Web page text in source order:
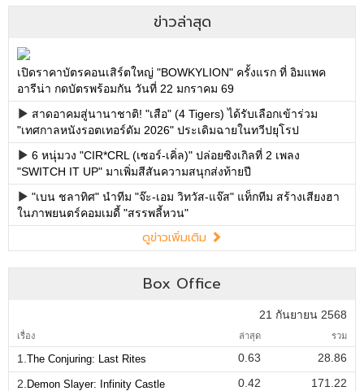
ข่าวล่าสุด
เปิดราคาบัตรคอนเสิร์ตใหญ่ "BOWKYLION" ครั้งแรก ที่ อิมแพค
อารีน่า กดบัตรพร้อมกัน วันที่ 22 มกราคม 69
สาดอาคมสู่นานาชาติ! "เสือ" (4 Tigers) ได้รับเลือกเข้าร่วม
"เทศกาลหนังรอตเทอร์ดัม 2026" ประเดิมฉายในทวีปยุโรป
6 หนุ่มวง "CIR*CRL (เซอร์-เคิ่ล)" ปล่อยซิงเกิลที่ 2 เพลง
"SWITCH IT UP" มาเพิ่มสีสันความสนุกส่งท้ายปี
"เบน ชลาทิศ" นำทีม "จ๊ะ-เอม วิทวัส-แจ๊ส" แท็กทีม สร้างเสียงฮา
ในภาพยนตร์คอมเมดี้ "สรรพลี้หวน"
ดูข่าวเพิ่มเติม
Box Office
21 กันยายน 2568
เรื่อง ล่าสุด รวม
1. The Conjuring: Last Rites 0.63
28.86
2. Demon Slayer: Infinity Castle 0.42
171.22